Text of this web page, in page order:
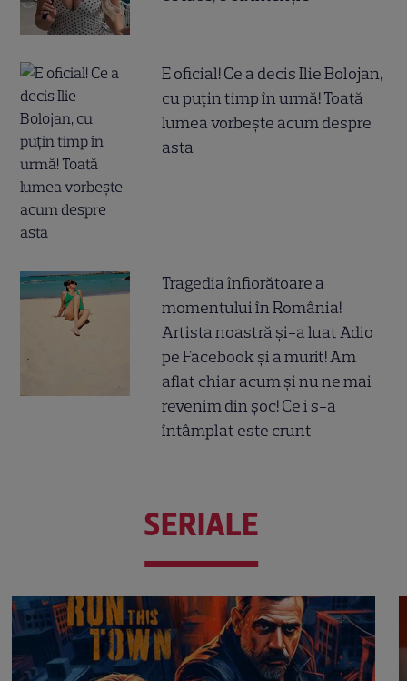
E oficial! Ce a decis Ilie Bolojan,
cu puțin timp în urmă! Toată
lumea vorbește acum despre
asta
Tragedia înfiorătoare a
momentului în România!
Artista noastră și-a luat Adio
pe Facebook și a murit! Am
aflat chiar acum și nu ne mai
revenim din șoc! Ce i s-a
întâmplat este crunt
SERIALE